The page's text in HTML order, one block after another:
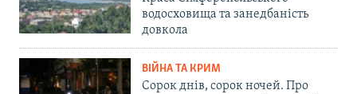
водосховища та занедбаність
довкола
ВІЙНА ТА КРИМ
Сорок днів, сорок ночей. Про